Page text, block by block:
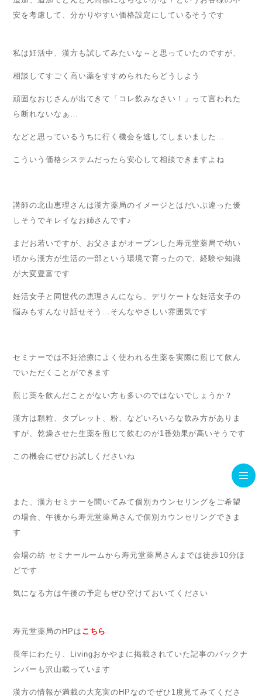
安を考慮して、分かりやすい価格設定にしているそうです
私は妊活中、漢方も試してみたいな～と思っていたのですが、
相談してすごく高い薬をすすめられたらどうしよう
頑固なおじさんが出てきて「コレ飲みなさい！」って言われた
ら断れないなぁ…
などと思っているうちに行く機会を逃してしまいました…
こういう価格システムだったら安心して相談できますよね
講師の北山恵理さんは漢方薬局のイメージとはだいぶ違った優
しそうでキレイなお姉さんです♪
まだお若いですが、お父さまがオープンした寿元堂薬局で幼い
頃から漢方が生活の一部という環境で育ったので、経験や知識
が大変豊富です
妊活女子と同世代の恵理さんになら、デリケートな妊活女子の
悩みもすんなり話せそう…そんなやさしい雰囲気です
セミナーでは不妊治療によく使われる生薬を実際に煎じて飲ん
でいただくことができます
煎じ薬を飲んだことがない方も多いのではないでしょうか？
漢方は顆粒、タブレット、粉、などいろいろな飲み方がありま
すが、乾燥させた生薬を煎じて飲むのが1番効果が高いそうです
この機会にぜひお試しくださいね
また、漢方セミナーを聞いてみて個別カウンセリングをご希望
の場合、午後から寿元堂薬局さんで個別カウンセリングできま
す
会場の紡 セミナールームから寿元堂薬局さんまでは徒歩10分ほ
どです
気になる方は午後の予定もぜひ空けておいてください
寿元堂薬局のHPは こちら
長年にわたり、Livingおかやまに掲載されていた記事のバックナ
ンバーも沢山載っています
漢方の情報が満載の大充実のHPなのでぜひ1度見てみてくださ